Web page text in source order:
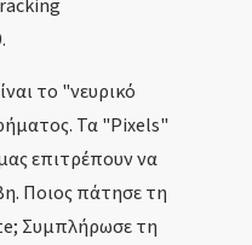
το "νευρικό
Τα "Pixels"
επιτρέπουν να
Ποιος πάτησε τη
Συμπλήρωσε τη